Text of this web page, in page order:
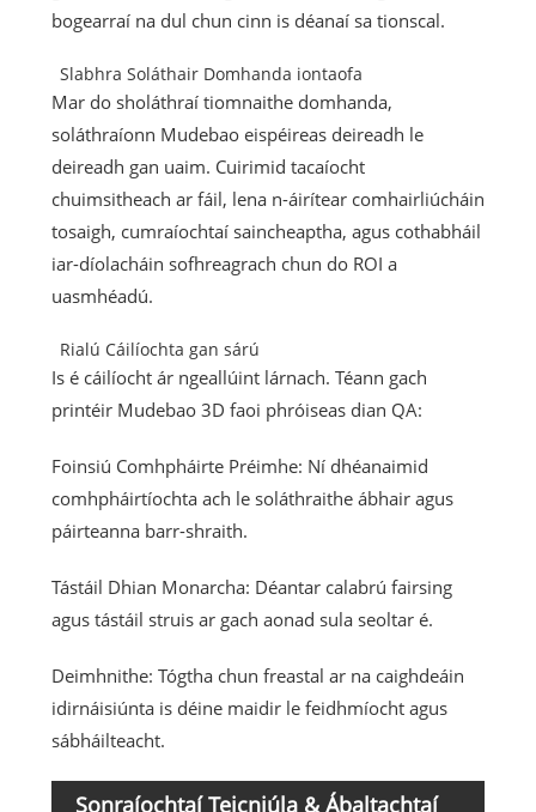
bogearraí na dul chun cinn is déanaí sa tionscal.
Slabhra Soláthair Domhanda iontaofa
Mar do sholáthraí tiomnaithe domhanda,
soláthraíonn Mudebao eispéireas deireadh le
deireadh gan uaim. Cuirimid tacaíocht
chuimsitheach ar fáil, lena n-áirítear comhairliúcháin
tosaigh, cumraíochtaí saincheaptha, agus cothabháil
iar-díolacháin sofhreagrach chun do ROI a
uasmhéadú.
Rialú Cáilíochta gan sárú
Is é cáilíocht ár ngeallúint lárnach. Téann gach
printéir Mudebao 3D faoi phróiseas dian QA:
Foinsiú Comhpháirte Préimhe: Ní dhéanaimid
comhpháirtíochta ach le soláthraithe ábhair agus
páirteanna barr-shraith.
Tástáil Dhian Monarcha: Déantar calabrú fairsing
agus tástáil struis ar gach aonad sula seoltar é.
Deimhnithe: Tógtha chun freastal ar na caighdeáin
idirnáisiúnta is déine maidir le feidhmíocht agus
sábháilteacht.
Sonraíochtaí Teicniúla & Ábaltachtaí